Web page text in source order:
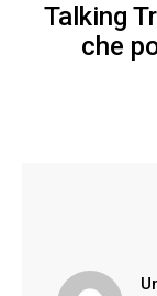
Talking
che